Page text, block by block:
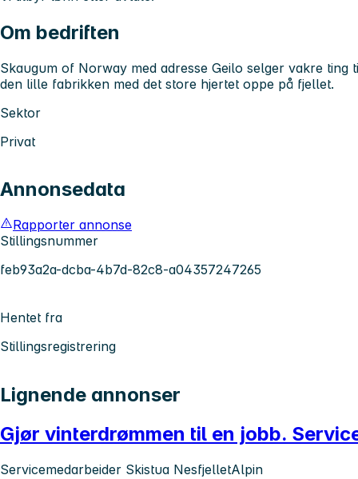
Om bedriften
Skaugum of Norway med adresse Geilo selger vakre ting
den lille fabrikken med det store hjertet oppe på fjellet.
Sektor
Privat
Annonsedata
Rapporter annonse
Stillingsnummer
feb93a2a-dcba-4b7d-82c8-a04357247265
Hentet fra
Stillingsregistrering
Lignende annonser
Gjør vinterdrømmen til en jobb.
Servicemedarbeider Skistua NesfjelletAlpin